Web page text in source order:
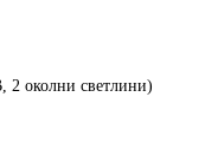
2 околни светлини)